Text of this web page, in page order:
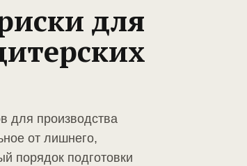
для
для производства
от лишнего,
порядок подготовки